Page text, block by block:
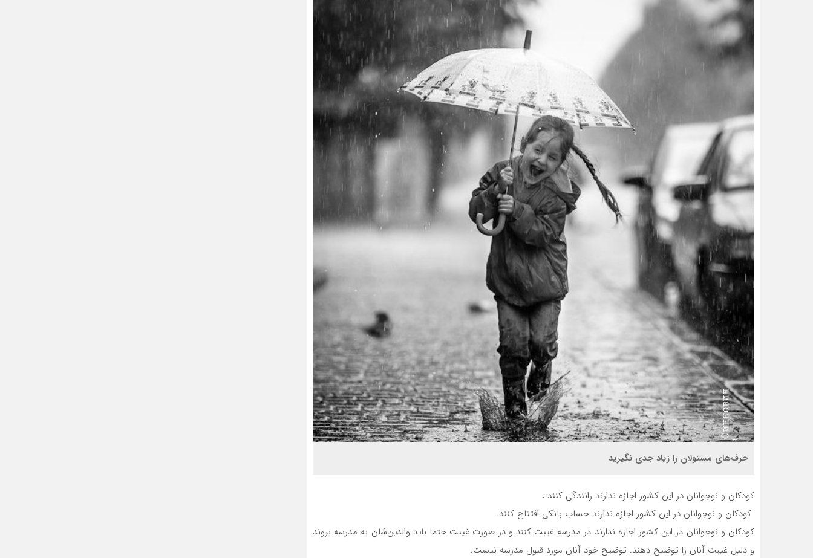
حرف‌های مسئولان را زیاد جدی نگیرید
کودکان و نوجوانان در این کشور اجازه ندارند رانندگی کنند ،
️ کودکان و نوجوانان در این کشور اجازه ندارند حساب بانکی افتتاح کنند .
️کودکان و نوجوانان در این کشور اجازه ندارند در مدرسه غیبت کنند و در صورت غیبت حتما باید والدین‌شان به مدرسه بروند
و دلیل غیبت آنان را توضیح دهند. توضیح خود آنان مورد قبول مدرسه نیست.